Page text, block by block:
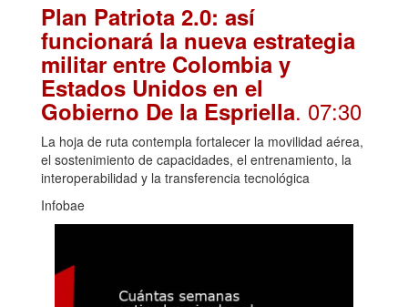
Plan Patriota 2.0: así
funcionará la nueva estrategia
militar entre Colombia y
Estados Unidos en el
Gobierno De la Espriella. 07:30
La hoja de ruta contempla fortalecer la movilidad aérea,
el sostenimiento de capacidades, el entrenamiento, la
interoperabilidad y la transferencia tecnológica
Infobae